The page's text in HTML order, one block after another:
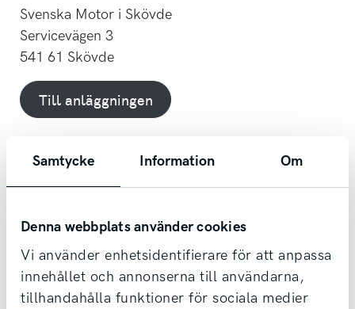
Samtycke Information Om
Denna webbplats använder cookies
Vi använder enhetsidentifierare för att anpassa
innehållet och annonserna till användarna,
tillhandahålla funktioner för sociala medier
Svenska Motor i Skövde
Servicevägen 3
541 61 Skövde
Till anläggningen
Falköping
Svenska Motor i Falköping
521 36 Falköping
Till anläggningen